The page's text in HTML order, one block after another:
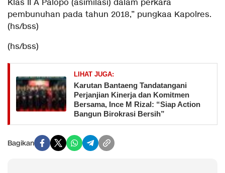
Klas II A Palopo (asimilasi) dalam perkara
pembunuhan pada tahun 2018,” pungkaa Kapolres.
(hs/bss)
(hs/bss)
LIHAT JUGA:
Karutan Bantaeng Tandatangani
Perjanjian Kinerja dan Komitmen
Bersama, Ince M Rizal: “Siap Action
Bangun Birokrasi Bersih”
Bagikan